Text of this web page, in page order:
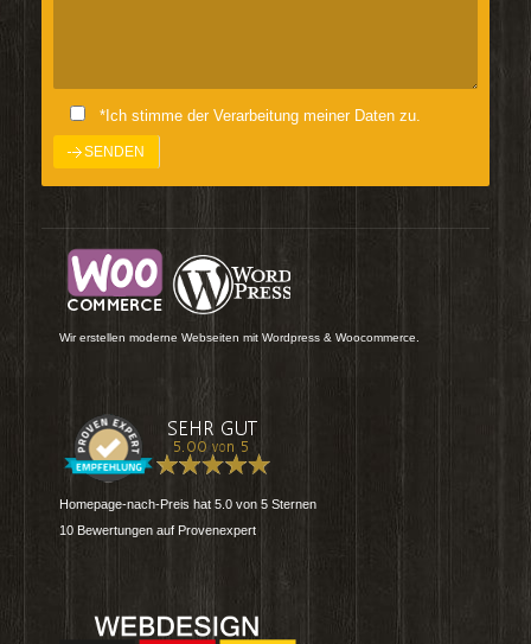
*Ich stimme der Verarbeitung meiner Daten zu.
Wir erstellen moderne Webseiten mit Wordpress & Woocommerce.
Homepage-nach-Preis hat 5.0 von 5 Sternen
10 Bewertungen auf Provenexpert